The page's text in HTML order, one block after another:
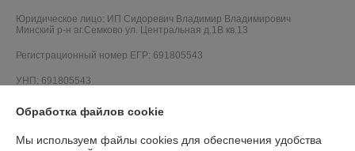
Юридическое лицо: ИП Сидоревич Владимир Владимирович
Минский р-н аг.Семково ул. Центральная д.1В кв.13
Регистрационный номер ЕГР: 691805543
УНП: 691805543
Регистрационный орган: Минский районный исполнительный комитет,
Отдел по контролю за рекламой и защите прав потребителей г. Минск,
Обработка файлов cookie
Мы используем файлы cookies для обеспечения удобства